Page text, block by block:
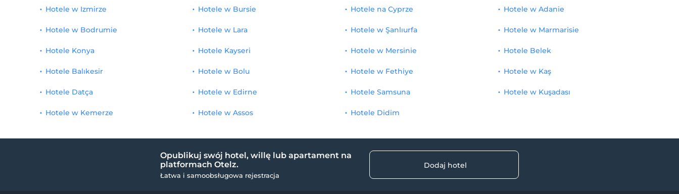
Hotele w Izmirze Hotele w Bursie Hotele na Cyprze Hotele w Adanie
Hotele w Bodrumie
Hotele Konya
Hotele Balıkesir
Hotele Datça
Hotele w Kemerze
Hotele w Lara
Hotele Kayseri
Hotele w Bolu
Hotele w Edirne
Hotele w Assos
Hotele w Şanlıurfa
Hotele w Mersinie
Hotele w Fethiye
Hotele Samsuna
Hotele Didim
Hotele w Marmarisie
Hotele Belek
Hotele w Kaş
Hotele w Kuşadası
Opublikuj swój hotel, willę lub apartament na
platformach Otelz.
Łatwa i samoobsługowa rejestracja
Dodaj hotel